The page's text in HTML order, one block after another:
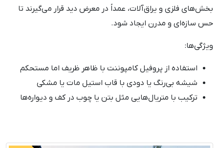
بخش‌های فلزی و یراق‌آلات، عمداً در معرض دید قرار می‌گیرند تا
حس سازه‌ای و مدرن ایجاد شود.
ویژگی‌ها:
استفاده از پروفیل کامپوننت با ظاهر ظریف اما مستحکم
شیشه بی‌رنگ یا دودی با قاب استیل مات یا مشکی
ترکیب با متریال‌هایی مثل بتن یا چوب در کف و دیواره‌ها